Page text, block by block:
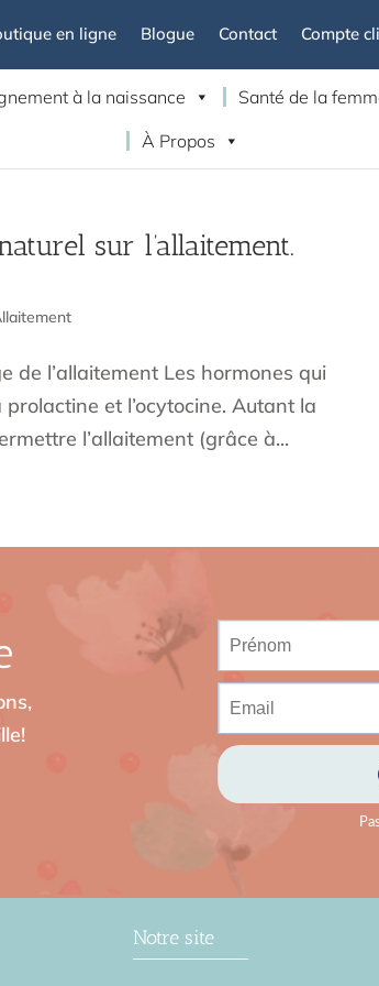
en ligne Blogue Contact Compte
à la naissance Santé de la
À Propos
sur l’allaitement.
de l’allaitement Les hormones qui
et l’ocytocine. Autant la
l’allaitement (grâce à...
Notre site